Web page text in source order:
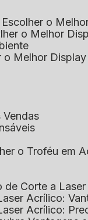
Escolher o
o Melhor
o Melhor
Vendas
o Troféu em
de Corte a
Laser Acrílico:
Laser Acrílico: